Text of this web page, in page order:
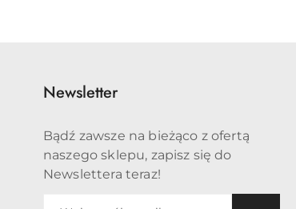
Newsletter
Bądź zawsze na bieżąco z ofertą
naszego sklepu, zapisz się do
Newslettera teraz!